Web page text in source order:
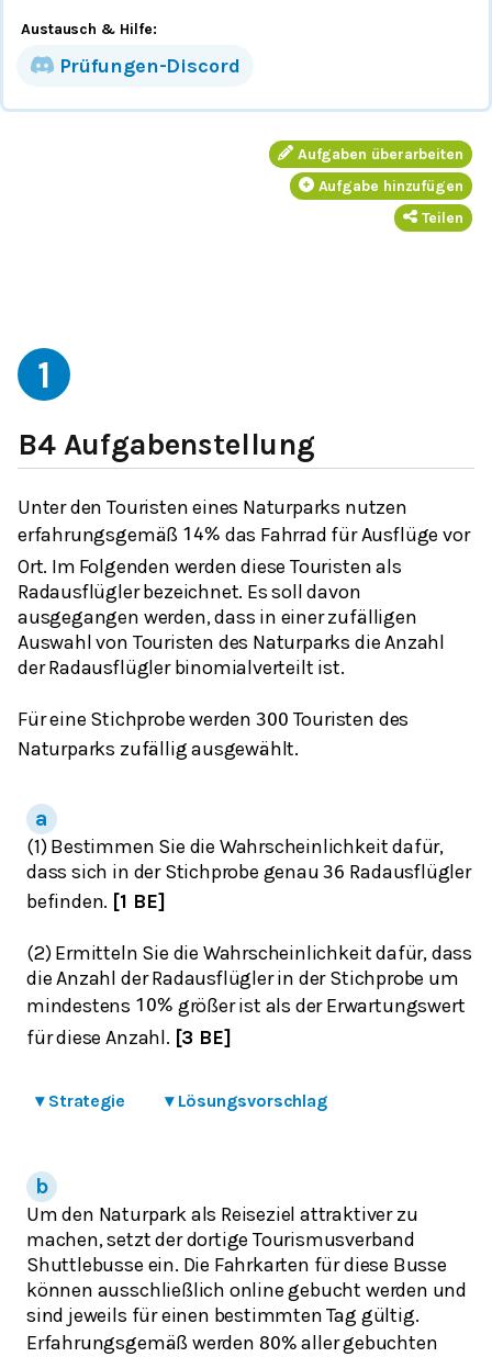
Austausch & Hilfe:
Prüfungen-Discord
Aufgaben überarbeiten
Aufgabe hinzufügen
Teilen
1
B4 Aufgabenstellung
Unter den Touristen eines Naturparks nutzen
erfahrungsgemäß 14% das Fahrrad für Ausflüge vor
Ort. Im Folgenden werden diese Touristen als
Radausflügler bezeichnet. Es soll davon
ausgegangen werden, dass in einer zufälligen
Auswahl von Touristen des Naturparks die Anzahl
der Radausflügler binomialverteilt ist.
Für eine Stichprobe werden 300 Touristen des
Naturparks zufällig ausgewählt.
(1) Bestimmen Sie die Wahrscheinlichkeit dafür,
dass sich in der Stichprobe genau36 Radausflügler
befinden. [1 BE]
(2) Ermitteln Sie die Wahrscheinlichkeit dafür, dass
die Anzahl der Radausflügler in der Stichprobe um
mindestens 10% größer ist als der Erwartungswert
für diese Anzahl. [3 BE]
▾ Strategie ▾ Lösungsvorschlag
Um den Naturpark als Reiseziel attraktiver zu
machen, setzt der dortige Tourismusverband
Shuttlebusse ein. Die Fahrkarten für diese Busse
können ausschließlich online gebucht werden und
sind jeweils für einen bestimmten Tag gültig.
Erfahrungsgemäß werden 80% aller gebuchten